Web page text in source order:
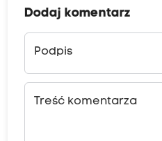
Dodaj komentarz
Podpis
Treść komentarza